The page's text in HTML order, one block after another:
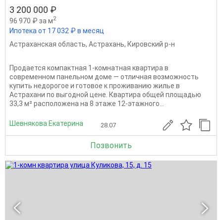
3 200 000 ₽
96 970 ₽ за м2
Ипотека от 17 032 ₽ в месяц
Астраханская область, Астрахань, Кировский р-н
Продается компактная 1‑комнатная квартира в
современном панельном доме — отличная возможность
купить недорогое и готовое к проживанию жилье в
Астрахани по выгодной цене. Квартира общей площадью
33,3 м² расположена на 8 этаже 12‑этажного...
Шевнякова Екатерина 28.07
Позвонить